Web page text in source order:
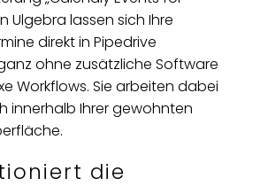
Ulgebra lassen sich Ihre
direkt in Pipedrive
ohne zusätzliche Software
Workflows. Sie arbeiten dabei
innerhalb Ihrer gewohnten
die